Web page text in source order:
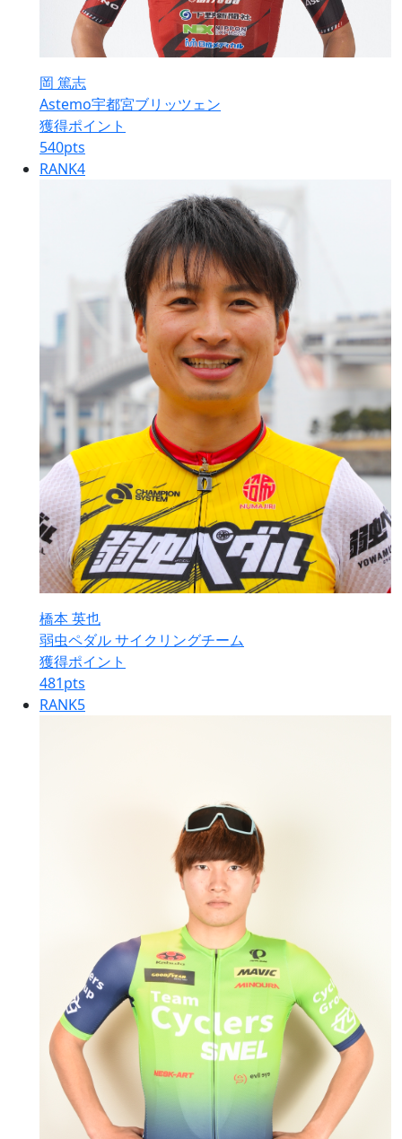
岡 篤志
Astemo宇都宮ブリッツェン
獲得ポイント
540pts
RANK4
橋本 英也
弱虫ペダル サイクリングチーム
獲得ポイント
481pts
RANK5